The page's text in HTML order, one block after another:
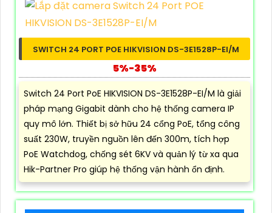
SWITCH 24 PORT POE HIKVISION DS-3E1528P-EI/M
5%-35%
Switch 24 Port PoE HIKVISION DS-3E1528P-EI/M là giải
pháp mạng Gigabit dành cho hệ thống camera IP
quy mô lớn. Thiết bị sở hữu 24 cổng PoE, tổng công
suất 230W, truyền nguồn lên đến 300m, tích hợp
PoE Watchdog, chống sét 6KV và quản lý từ xa qua
Hik-Partner Pro giúp hệ thống vận hành ổn định.